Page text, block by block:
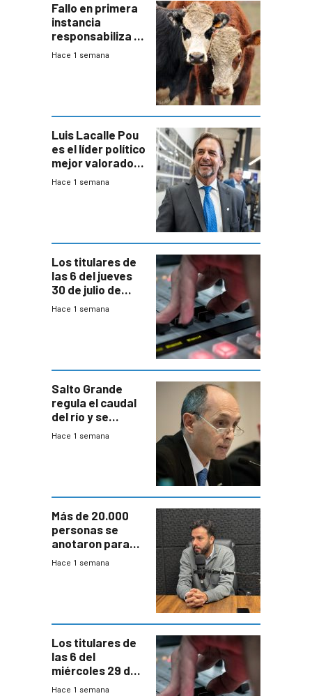
Fallo en primera
instancia
responsabiliza al
Estado por falta
Hace 1 semana
Luis Lacalle Pou
es el líder político
mejor valorado
del país, según
Hace 1 semana
Los titulares de
las 6 del jueves
30 de julio de
2026
Hace 1 semana
Salto Grande
regula el caudal
del río y se
prepara para un
Hace 1 semana
Más de 20.000
personas se
anotaron para
las pruebas
Hace 1 semana
Los titulares de
las 6 del
miércoles 29 de
julio de 2026
Hace 1 semana